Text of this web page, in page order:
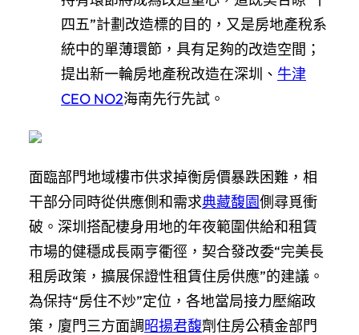
四五”計劃改造標的目的，又是房地產稅系
統中的單薄環節，具有足夠的改造空間；
提出新一輪房地產稅改造在深圳、 牛津
CEO NO2海南先行先試。
面臨部門地域樓市供求掉衡房價暴跌困難，相
干部分同時從供應側和需求典藏馥園側尋覓衝
破。深圳搭配棲身用地的年夜範圍供給和租賃
市場的健穩成長兩亨衢徑，契合發改委“完美長
租房政策，擴展保證性租賃住房供應”的建議。
為保持“房住不炒”定位，各地當局接力壓縮政
策，廈門三方面調昭揚君馥劑住房公積金部門